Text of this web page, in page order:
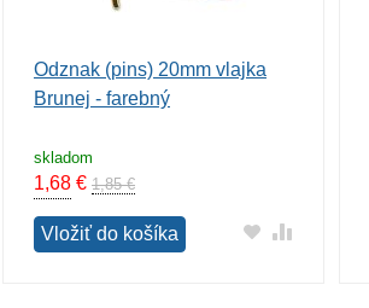
Odznak (pins) 20mm vlajka
Brunej - farebný
skladom
1,68€ 1,85 €
Vložiť do košíka